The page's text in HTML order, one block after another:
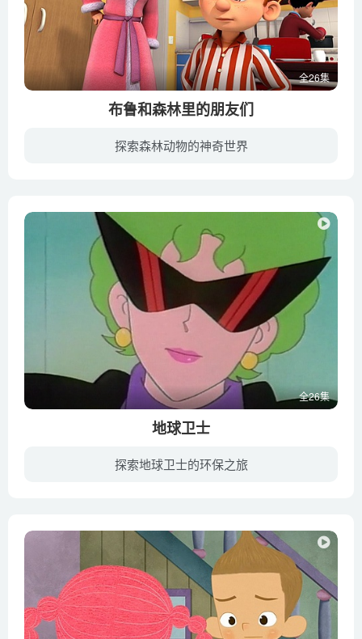
全26集
布鲁和森林里的朋友们
探索森林动物的神奇世界
全26集
地球卫士
探索地球卫士的环保之旅